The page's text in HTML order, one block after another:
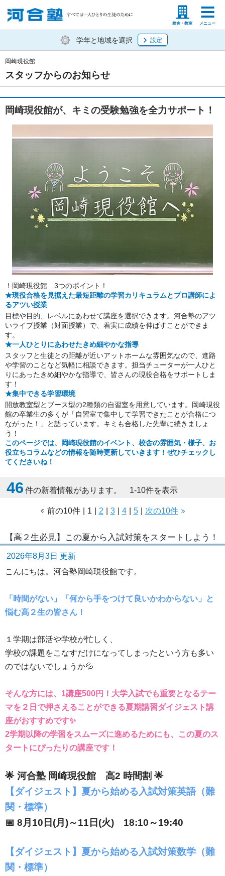
校舎・教室 メニュー
塾生の方 高等学校の先生
学年と地域を選択 設定
スタッフからのお知らせ
岡崎現役館
岡崎現役館が、キミの受験勉強を全力サポート！
！岡崎現役館 3つのポイント！
★現役合格を見据えた最短距離の学習カリキュラムとプロ講師によ
るアツい授業
目標や目的、レベルにあわせて講座を選択できます。河合塾のアツ
いライブ授業（対面授業）で、着実に成績を伸ばすことができま
す。
★一人ひとりにあわせたきめ細やかな指導
スタッフと生徒との距離が近いアットホームな雰囲気なので、進路
や学習のことなど気軽に相談できます。担当チューターが一人ひと
りにあったきめ細やかな指導で、皆さんの現役合格をサポートしま
す！
★集中できる学習環境
開放教室型とブース型の2種類の自習室を用意しています。岡崎現役
館の卒業生の多くが「自習室で集中して学習できたことが合格につ
ながった！」と語っています。キミも合格した先輩に続きましょ
う！
このページでは、岡崎現役館のイベント、校舎の雰囲気・様子、お
役立ちコラムなどの情報を随時更新していきます！ぜひチェックし
てくださいね！
46件の新着情報があります。 1-10件を表示
前の10件 1 2 3 4 5 次の10件
【高２生必見】この夏から入試対策をスタートしよう！
2026年8月3日 更新
こんにちは。河合塾岡崎現役館です。
「時間がない」「何から手をつけて良いかわからない」と
悩む高２生の皆さん！
１学期は部活や学校が忙しく、
学校の課題をこなすだけになってしまったという方も多い
のではないでしょうか💦
そんな方には、1講座500円！大学入試でも重要となるテー
マを２日で押さえることができる夏期講習ダイジェスト講
座がおすすめです✨
2学期以降の学習をスムーズに進めるためにも、この夏のス
タートにぴったりの講座です！
🌟 河合塾 岡崎現役館 高2 時間割 🌟
【ダイジェスト】夏から始める入試対策英語（難
関・標準）
📅 8月10日(月)～11日(火) 18:10～19:40
【ダイジェスト】夏から始める入試対策数学（難
関・標準）